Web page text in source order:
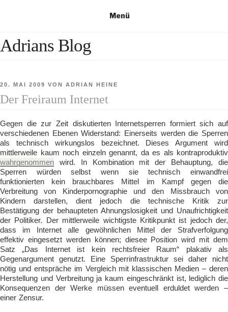
Menü
Adrians Blog
VERÖFFENTLICHT
AM
20. MAI 2009 VON ADRIAN HEINE
Der Freiraum Internet
Gegen die zur Zeit diskutierten Internetsperren formiert sich auf
verschiedenen Ebenen Widerstand: Einerseits werden die Sperren
als technisch wirkungslos bezeichnet. Dieses Argument wird
mittlerweile kaum noch einzeln genannt, da es als kontraproduktiv
wahrgenommen wird. In Kombination mit der Behauptung, die
Sperren würden selbst wenn sie technisch einwandfrei
funktionierten kein brauchbares Mittel im Kampf gegen die
Verbreitung von Kinderpornographie und den Missbrauch von
Kindern darstellen, dient jedoch die technische Kritik zur
Bestätigung der behaupteten Ahnungslosigkeit und Unaufrichtigkeit
der Politiker. Der mittlerweile wichtigste Kritikpunkt ist jedoch der,
dass im Internet alle gewöhnlichen Mittel der Strafverfolgung
effektiv eingesetzt werden können; diesee Position wird mit dem
Satz „Das Internet ist kein rechtsfreier Raum“ plakativ als
Gegenargument genutzt. Eine Sperrinfrastruktur sei daher nicht
nötig und entspräche im Vergleich mit klassischen Medien – deren
Herstellung und Verbreitung ja kaum eingeschränkt ist, lediglich die
Konsequenzen der Werke müssen eventuell erduldet werden –
einer Zensur.